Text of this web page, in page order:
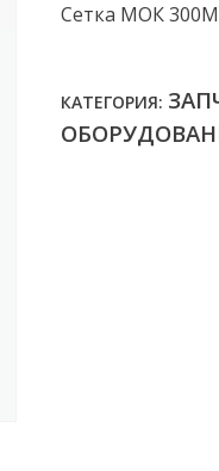
Сетка МОК
КАТЕГОРИЯ: